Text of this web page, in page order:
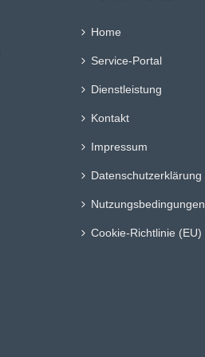
Home
Service-Portal
Dienstleistung
Kontakt
Impressum
Datenschutzerklärung
Nutzungsbedingungen
Cookie-Richtlinie (EU)